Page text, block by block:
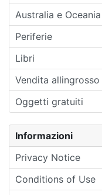
Australia e Oceania
Periferie
Libri
Vendita allingrosso
Oggetti gratuiti
Informazioni
Privacy Notice
Conditions of Use